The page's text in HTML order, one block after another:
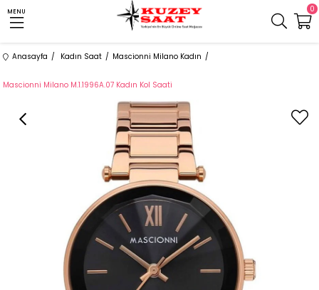
MENU 0
Anasayfa Kadın Saat Mascionni Milano Kadın
Mascionni Milano M.1.1996A.07 Kadın Kol Saati